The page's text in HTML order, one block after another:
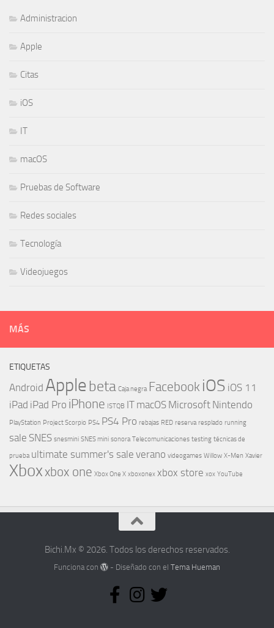
Administracion
Apple
Citas
iOS
IT
macOS
Pruebas de Software
Redes sociales
Tecnología
Videojuegos
MÁS
ETIQUETAS
Android Applebeta Caja negra Facebook iOS iOS 11
iPad iPad Pro iPhone ISTQB IT macOS Microsoft Nintendo
PlayStation Project Scorpio PS4 PS4 Pro rebajas RED reserva resplado running
sale SNES snesmini SNES mini sonora Telecomunicaciones testing técnicas de
prueba ultimate summer's sale verano videogames Willow X-Men Xavier
Xboxxbox one Xbox One X xboxonex xbox store xox YouTube
Bichi.Mx © 2026. Todos los derechos reservados.
Funciona con - Diseñado con elTema Hueman